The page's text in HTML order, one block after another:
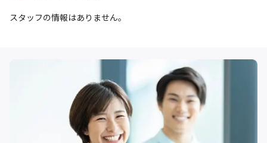
スタッフの情報はありません。